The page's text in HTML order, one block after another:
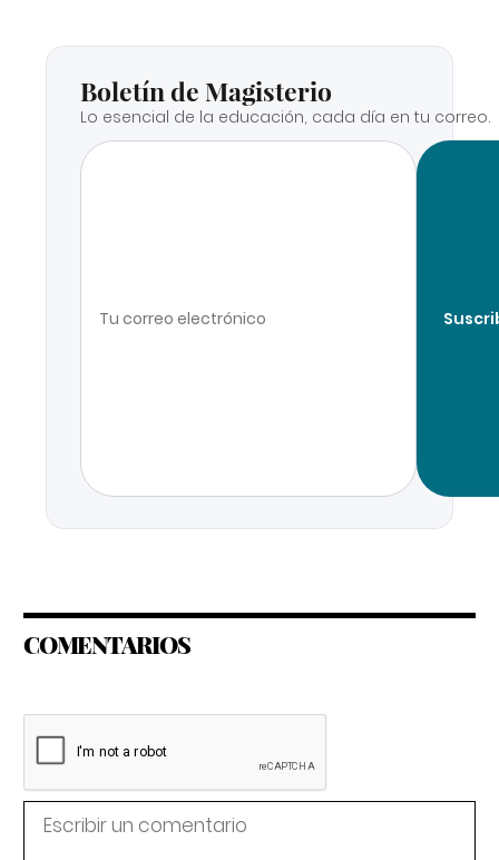
Boletín de Magisterio
Lo esencial de la educación, cada día en tu correo.
COMENTARIOS